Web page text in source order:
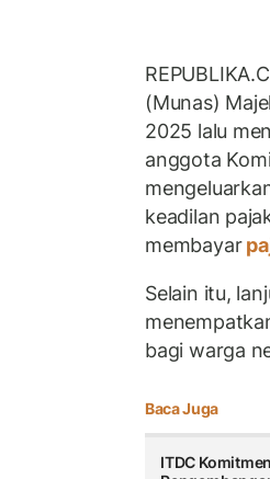
(Munas)
2025 lalu
anggota
keadilan
membayar
Selain itu,
bagi warga
Baca Juga
ITDC Komitmen